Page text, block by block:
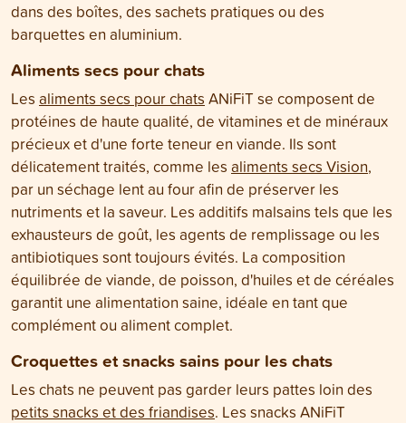
dans des boîtes, des sachets pratiques ou des
barquettes en aluminium.
Aliments secs pour chats
Les aliments secs pour chats ANiFiT se composent de
protéines de haute qualité, de vitamines et de minéraux
précieux et d'une forte teneur en viande. Ils sont
délicatement traités, comme les aliments secs Vision,
par un séchage lent au four afin de préserver les
nutriments et la saveur. Les additifs malsains tels que les
exhausteurs de goût, les agents de remplissage ou les
antibiotiques sont toujours évités. La composition
équilibrée de viande, de poisson, d'huiles et de céréales
garantit une alimentation saine, idéale en tant que
complément ou aliment complet.
Croquettes et snacks sains pour les chats
Les chats ne peuvent pas garder leurs pattes loin des
petits snacks et des friandises. Les snacks ANiFiT